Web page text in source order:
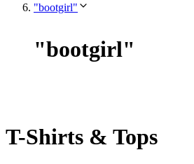
"bootgirl"
"bootgirl"
T-Shirts & Tops